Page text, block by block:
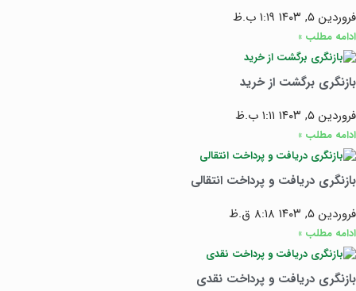
فروردین ۵, ۱۴۰۳
۱:۱۹ ب.ظ
ادامه مطلب »
بازنگری برگشت از خرید
فروردین ۵, ۱۴۰۳
۱:۱۱ ب.ظ
ادامه مطلب »
بازنگری دریافت و پرداخت انتقالی
فروردین ۵, ۱۴۰۳
۸:۱۸ ق.ظ
ادامه مطلب »
بازنگری دریافت و پرداخت نقدی